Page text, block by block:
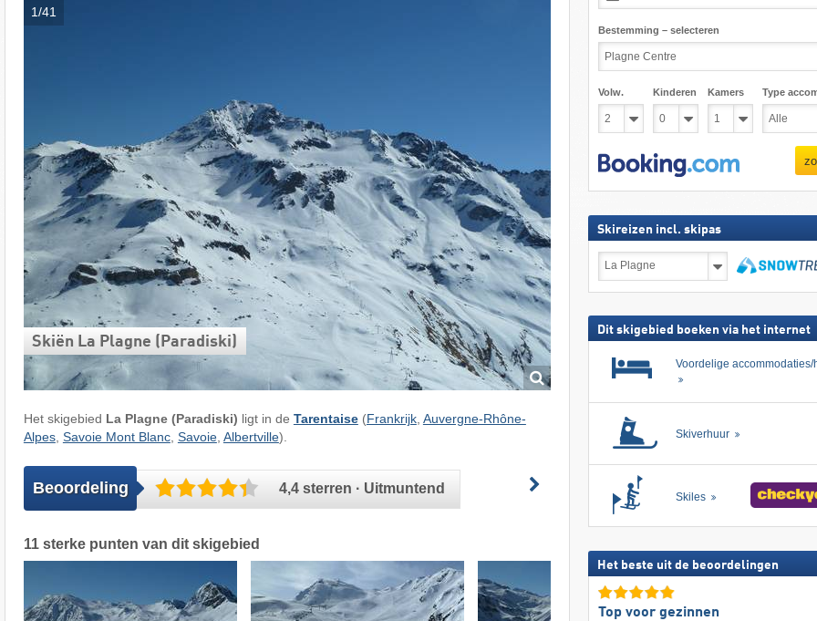
1/41
Skiën La Plagne (Paradiski)
Het skigebied La Plagne (Paradiski) ligt in de Tarentaise(Frankrijk, Auvergne-Rhône-
Alpes, Savoie Mont Blanc, Savoie, Albertville).
Beoordeling 4,4 sterren · Uitmuntend
11 sterke punten van dit skigebied
Bestemming – selecteren
Volw. Kinderen Kamers Type
Skireizen incl. skipas
incl.
Dit skigebied boeken via het internet
Voordelige accommodaties/
Skiverhuur
Skiles
Het beste uit de beoordelingen
Top voor gezinnen